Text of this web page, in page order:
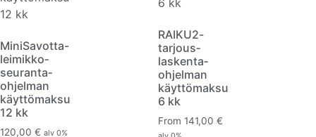
MiniSavotta-
leimikko­
seuranta­
ohjelman
käyttömaksu
12 kk
120,00 € alv 0%
RAIKU2-
tarjous­
laskenta­
ohjelman
käyttömaksu
6 kk
From 141,00 €